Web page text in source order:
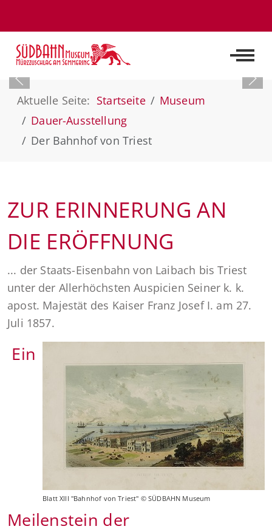
Off-
Aktuelle Seite: Startseite
Museum
Dauer-Ausstellung
Der Bahnhof von Triest
ZUR ERINNERUNG AN
DIE ERÖFFNUNG
... der Staats-Eisenbahn von Laibach bis Triest
unter der Allerhöchsten Auspicien Seiner k. k.
apost. Majestät des Kaiser Franz Josef I. am 27.
Juli 1857.
Blatt XIII "Bahnhof von Triest" © SÜDBAHN Museum
Ein
Meilenstein der